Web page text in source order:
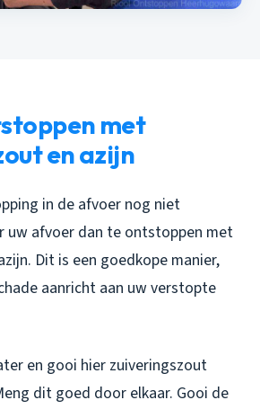
met
en azijn
in de afvoer nog niet
uw afvoer dan te ontstoppen met
Dit is een goedkope manier,
aanricht aan uw verstopte
en gooi hier zuiveringszout
dit goed door elkaar. Gooi de